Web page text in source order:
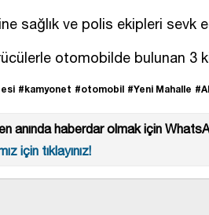
sağlık ve polis ekipleri sevk
otomobilde bulunan 3
#kamyonet #otomobil #Yeni Mahalle
anında haberdar olmak için
için tıklayınız!